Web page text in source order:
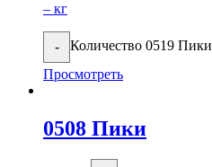
– кг
- Количество 0519 Пики
Просмотреть
0508 Пики